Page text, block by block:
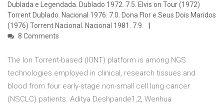
Dublada e Legendada. Dublado 1972. 7.5. Elvis on Tour (1972)
Torrent Dublado. Nacional 1976. 7.0. Dona Flor e Seus Dois Maridos
(1976) Torrent Nacional. Nacional 1981. 7.9.
8 Comments
The Ion Torrent-based (IONT) platform is among NGS
technologies employed in clinical, research tissues and
blood from four early-stage non-small cell lung cancer
(NSCLC) patients. Aditya Deshpande1,2, Wenhua